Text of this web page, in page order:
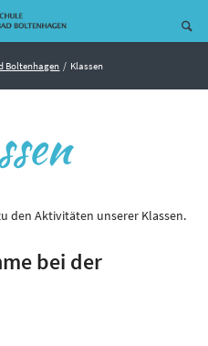
Boltenhagen Klassen
den Aktivitäten unserer Klassen.
bei der